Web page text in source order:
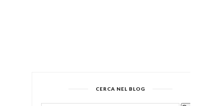
CERCA NEL BLOG